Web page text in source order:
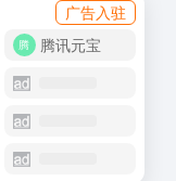
广告入驻
腾讯元宝